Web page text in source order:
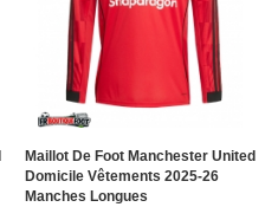
Maillot De Foot Manchester United
Domicile Vêtements 2025-26
Manches Longues